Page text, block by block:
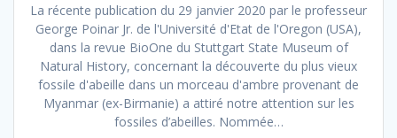
La récente publication du 29 janvier 2020 par le professeur
George Poinar Jr. de l'Université d'Etat de l'Oregon (USA),
dans la revue BioOne du Stuttgart State Museum of
Natural History, concernant la découverte du plus vieux
fossile d'abeille dans un morceau d'ambre provenant de
Myanmar (ex-Birmanie) a attiré notre attention sur les
fossiles d’abeilles. Nommée…